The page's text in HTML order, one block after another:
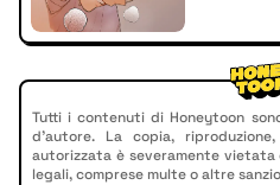
Tutti i contenuti di Honeytoon
d'autore. La copia,
autorizzata è severamente vietata
legali, comprese multe o altre